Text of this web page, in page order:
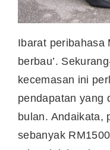
Ibarat peribahasa
berbau’.
kecemasan ini
pendapatan yang
bulan. Andaikata,
sebanyak